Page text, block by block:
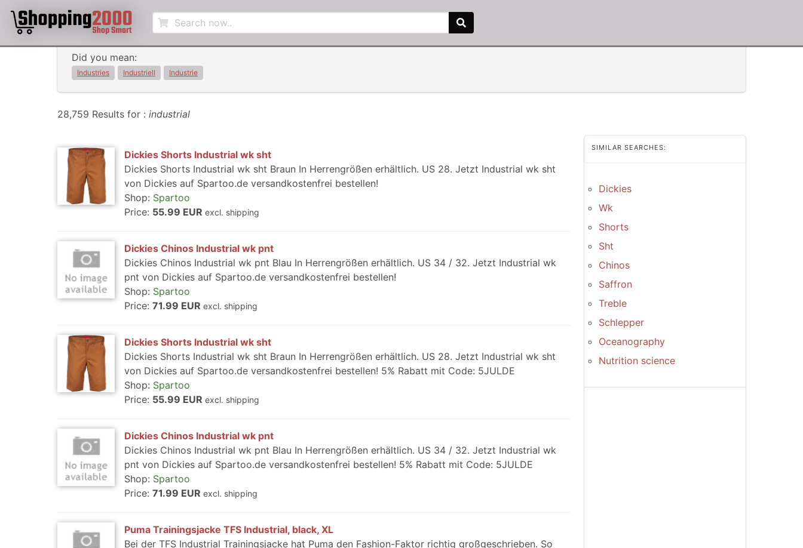
Did you mean:
Industries Industriell Industrie
28,759 Results for : industrial
Dickies Shorts Industrial wk sht
Dickies Shorts Industrial wk sht Braun In Herrengrößen erhältlich. US 28. Jetzt Industrial wk sht
von Dickies auf Spartoo.de versandkostenfrei bestellen!
Shop: Spartoo
Price: 55.99 EUR excl. shipping
Dickies Chinos Industrial wk pnt
Dickies Chinos Industrial wk pnt Blau In Herrengrößen erhältlich. US 34 / 32. Jetzt Industrial wk
pnt von Dickies auf Spartoo.de versandkostenfrei bestellen!
Shop: Spartoo
Price: 71.99 EUR excl. shipping
Dickies Shorts Industrial wk sht
Dickies Shorts Industrial wk sht Braun In Herrengrößen erhältlich. US 28. Jetzt Industrial wk sht
von Dickies auf Spartoo.de versandkostenfrei bestellen! 5% Rabatt mit Code: 5JULDE
Shop: Spartoo
Price: 55.99 EUR excl. shipping
Dickies Chinos Industrial wk pnt
Dickies Chinos Industrial wk pnt Blau In Herrengrößen erhältlich. US 34 / 32. Jetzt Industrial wk
pnt von Dickies auf Spartoo.de versandkostenfrei bestellen! 5% Rabatt mit Code: 5JULDE
Shop: Spartoo
Price: 71.99 EUR excl. shipping
Puma Trainingsjacke TFS Industrial, black, XL
Bei der TFS Industrial Trainingsjacke hat Puma den Fashion-Faktor richtig großgeschrieben. So
SIMILAR SEARCHES:
Dickies
Wk
Shorts
Sht
Chinos
Saffron
Treble
Schlepper
Oceanography
Nutrition science